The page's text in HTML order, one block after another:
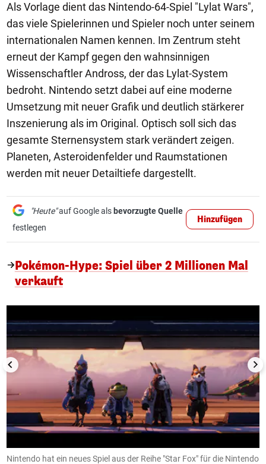
Als Vorlage dient das Nintendo-64-Spiel "Lylat Wars",
das viele Spielerinnen und Spieler noch unter seinem
internationalen Namen kennen. Im Zentrum steht
erneut der Kampf gegen den wahnsinnigen
Wissenschaftler Andross, der das Lylat-System
bedroht. Nintendo setzt dabei auf eine moderne
Umsetzung mit neuer Grafik und deutlich stärkerer
Inszenierung als im Original. Optisch soll sich das
gesamte Sternensystem stark verändert zeigen.
Planeten, Asteroidenfelder und Raumstationen
werden mit neuer Detailtiefe dargestellt.
"Heute"auf Google als bevorzugte Quelle
festlegen
Hinzufügen
Pokémon-Hype: Spiel über 2 Millionen Mal
verkauft
1/10
Nintendo hat ein neues Spiel aus der Reihe "Star Fox" für die Nintendo